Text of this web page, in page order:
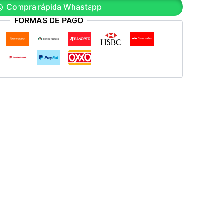
Compra rápida Whastapp
FORMAS DE PAGO